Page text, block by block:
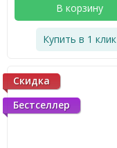
В корзину
Купить в 1 клик
Скидка
Бестселлер